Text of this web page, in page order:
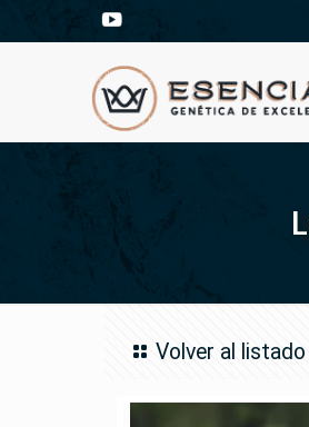
Volver al listado